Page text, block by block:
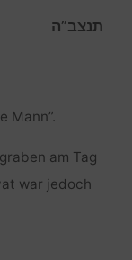
תנצב”ה
Mann”.
am Tag
war jedoch